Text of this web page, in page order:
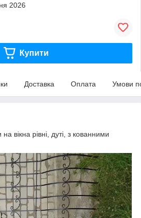
2026
Купити
Доставка Оплата Умови
вікна рівні, дуті, з кованними